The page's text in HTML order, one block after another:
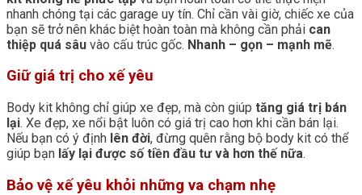
nhanh chóng tại các garage uy tín. Chỉ cần vài giờ, chiếc xe của
bạn sẽ trở nên khác biệt hoàn toàn mà không cần phải can
thiệp quá sâu vào cấu trúc gốc. Nhanh – gọn – mạnh mẽ.
Giữ giá trị cho xế yêu
Body kit không chỉ giúp xe đẹp, mà còn giúp tăng giá trị bán
lại. Xe đẹp, xe nổi bật luôn có giá trị cao hơn khi cần bán lại.
Nếu bạn có ý định lên đời, đừng quên rằng bộ body kit có thể
giúp bạn lấy lại được số tiền đầu tư và hơn thế nữa.
Bảo vệ xế yêu khỏi những va chạm nhẹ